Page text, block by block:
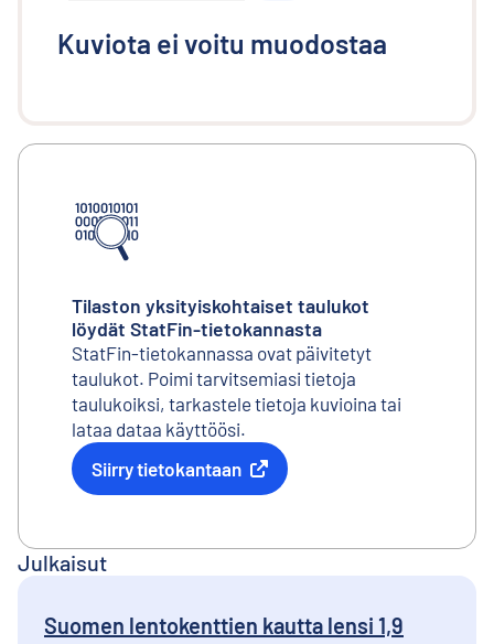
Kuviota ei voitu muodostaa
Tilaston yksityiskohtaiset taulukot
löydät StatFin-tietokannasta
StatFin-tietokannassa ovat päivitetyt
taulukot. Poimi tarvitsemiasi tietoja
taulukoiksi, tarkastele tietoja kuvioina tai
lataa dataa käyttöösi.
Siirry tietokantaan
Ulkoinen linkki
Julkaisut
Suomen lentokenttien kautta lensi 1,9